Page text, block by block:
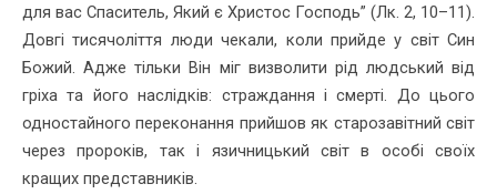
для вас Спаситель, Який є Христос Господь” (Лк. 2, 10–11).
Довгі тисячоліття люди чекали, коли прийде у світ Син
Божий. Адже тільки Він міг визволити рід людський від
гріха та його наслідків: страждання і смерті. До цього
одностайного переконання прийшов як старозавітний світ
через пророків, так і язичницький світ в особі своїх
кращих пред­ставників.